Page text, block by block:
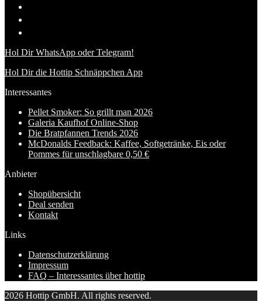
Hol Dir WhatsApp oder Telegram!
Hol Dir die Hottip Schnäppchen App
Interessantes
Pellet Smoker: So grillt man 2026
Galeria Kaufhof Online-Shop
Die Bratpfannen Trends 2026
McDonalds Feedback: Kaffee, Softgetränke, Eis oder
Pommes für unschlagbare 0,50 €
Anbieter
Shopübersicht
Deal senden
Kontakt
Links
Datenschutzerklärung
Impressum
FAQ – Interessantes über hottip
2026 Hottip GmbH. All rights reserved.